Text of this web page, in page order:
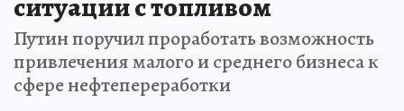
ситуации с топливом
Путин поручил проработать возможность
привлечения малого и среднего бизнеса к
сфере нефтепереработки